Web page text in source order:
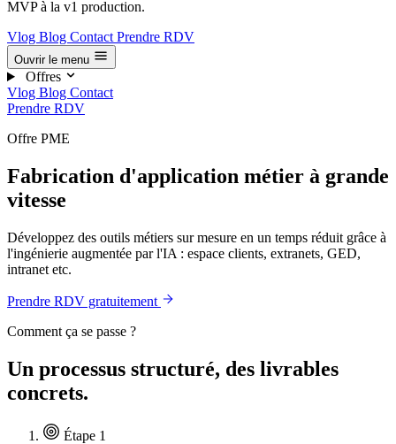
MVP à la v1 production.
Vlog Blog Contact Prendre RDV
Ouvrir le menu
Offres
Vlog Blog Contact
Prendre RDV
Offre PME
Fabrication d'application métier à grande
vitesse
Développez des outils métiers sur mesure en un temps réduit grâce à
l'ingénierie augmentée par l'IA : espace clients, extranets, GED,
intranet etc.
Prendre RDV gratuitement
Comment ça se passe ?
Un processus structuré, des livrables
concrets.
Étape 1